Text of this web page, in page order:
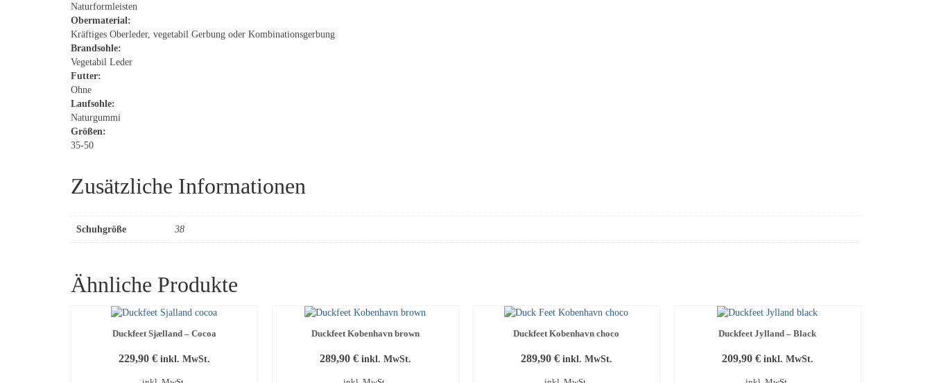
Naturformleisten
Obermaterial:
Kräftiges Oberleder, vegetabil Gerbung oder Kombinationsgerbung
Brandsohle:
Vegetabil Leder
Futter:
Ohne
Laufsohle:
Naturgummi
Größen:
35-50
Zusätzliche Informationen
Schuhgröße 38
Ähnliche Produkte
Duckfeet Sjælland – Cocoa
229,90 € inkl. MwSt.
Duckfeet Kobenhavn brown
289,90 € inkl. MwSt.
Duckfeet Kobenhavn choco
289,90 € inkl. MwSt.
Duckfeet Jylland – Black
209,90 € inkl. MwSt.